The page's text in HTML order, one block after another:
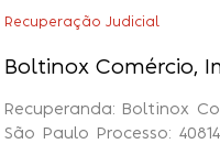
Recuperação Judicial
Boltinox Comércio,
Recuperanda: Boltinox
São Paulo Processo: